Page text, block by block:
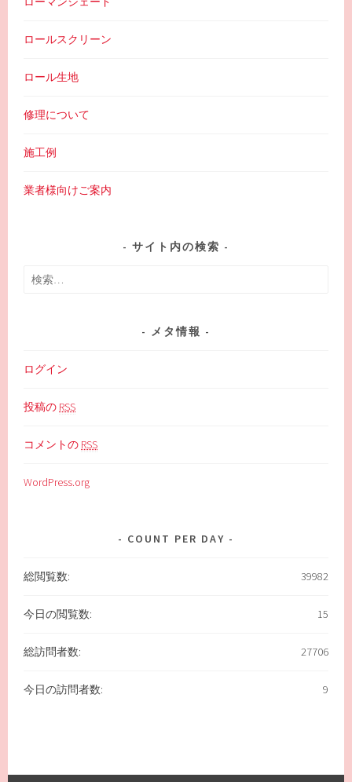
ロールスクリーン
ロール生地
修理について
施工例
業者様向けご案内
サイト内の検索
検
メタ情報
ログイン
投稿の RSS
コメントの RSS
WordPress.org
COUNT PER DAY
39982
総閲覧数:
15
今日の閲覧数:
27706
総訪問者数:
9
今日の訪問者数: